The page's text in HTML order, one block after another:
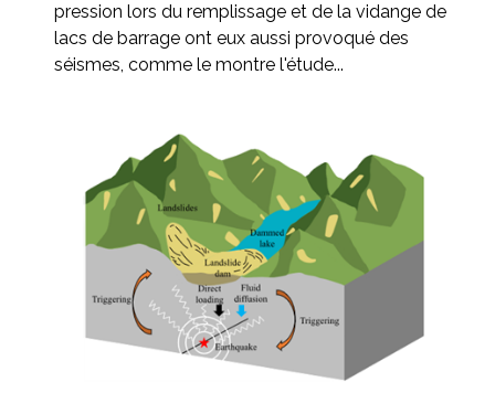
pression lors du remplissage et de la vidange de
lacs de barrage ont eux aussi provoqué des
séismes, comme le montre l'étude...